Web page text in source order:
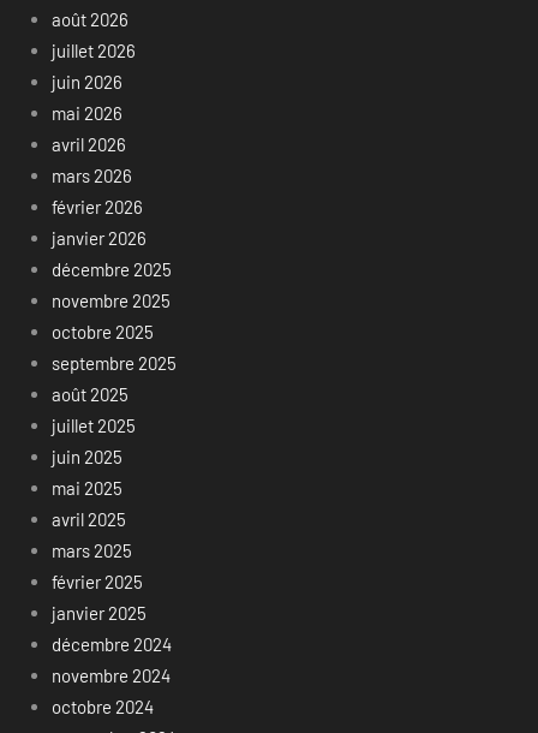
août 2026
juillet 2026
juin 2026
mai 2026
avril 2026
mars 2026
février 2026
janvier 2026
décembre 2025
novembre 2025
octobre 2025
septembre 2025
août 2025
juillet 2025
juin 2025
mai 2025
avril 2025
mars 2025
février 2025
janvier 2025
décembre 2024
novembre 2024
octobre 2024